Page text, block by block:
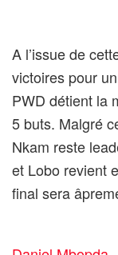
A l’issue de
victoires pour
PWD détient la
5 buts. Malgré
Nkam reste
et Lobo revient
final sera